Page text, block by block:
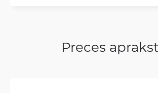
Preces